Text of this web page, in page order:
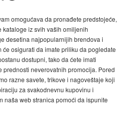
omogućava da pronađete predstojeće,
iz svih vaših omiljenih
desetina najpopularnijih brendova i
osigurati da imate priliku da pogledate
dostupni, tako da ćete imati
prednosti neverovatnih promocija. Pored
razne savete, trikove i nagoveštaje koji
za svakodnevnu kupovinu i
naša web stranica pomoći da ispunite